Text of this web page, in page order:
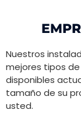
Nuestros
mejores tipos
disponibles
tamaño de su
usted.